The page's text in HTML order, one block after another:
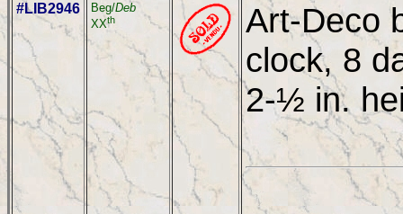
#LIB2946 Beg/Deb
XXth
Art-Deco
clock, 8
2-½ in.